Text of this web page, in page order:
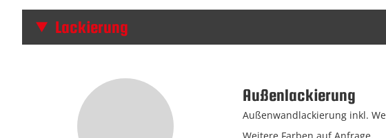
Lackierung
Außenlackierung
Außenwandlackierung inkl.